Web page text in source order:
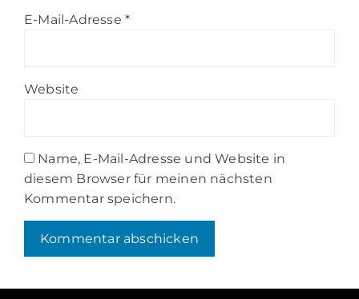
E-Mail-Adresse *
Website
Name, E-Mail-Adresse und Website in
diesem Browser für meinen nächsten
Kommentar speichern.